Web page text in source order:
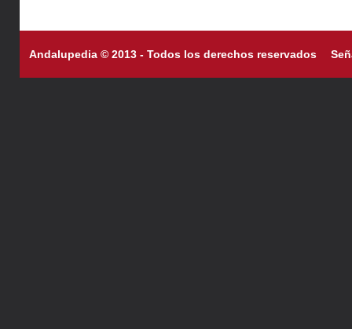
Andalupedia © 2013 - Todos los derechos reservados